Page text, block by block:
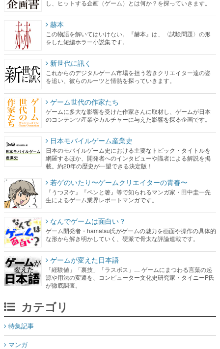
し、ヒットする企画（ゲーム）とは何か？を探っていきます。
赫本
この物語を解いてはいけない。『赫本』は、〈試験問題〉の形
をした短編ホラー小説集です。
新世代に訊く
これからのデジタルゲーム市場を担う若きクリエイター達の姿
を追い、彼らのルーツと情熱を探っていきます。
ゲーム世代の作家たち
ゲームに多大な影響を受けた作家さんに取材し、ゲームが日本
のコンテンツ産業やカルチャーに与えた影響を探る企画です。
日本モバイルゲーム産業史
日本のモバイルゲーム史における主要なトピック・タイトルを
網羅するほか、開発者へのインタビューや識者による解説を掲
載。約20年の歴史が一望できる決定版！
若ゲのいたり〜ゲームクリエイターの青春〜
『うつヌケ』『ペンと箸』等で知られるマンガ家・田中圭一先
生によるゲーム業界レポートマンガです。
なんでゲームは面白い？
ゲーム開発者・hamatsu氏がゲームの魅力を画面や操作の具体的
な形から解き明かしていく、硬派で骨太な評論連載です。
ゲームが変えた日本語
「経験値」「裏技」「ラスボス」… ゲームにまつわる言葉の起
源や用法の変遷を、コンピューター文化史研究家・タイニーP氏
が徹底調査。
カテゴリ
特集記事
マンガ